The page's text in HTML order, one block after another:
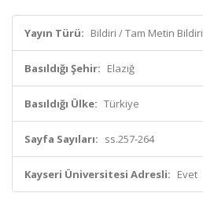
Yayın Türü: Bildiri / Tam Metin Bildiri
Basıldığı Şehir: Elazığ
Basıldığı Ülke: Türkiye
Sayfa Sayıları: ss.257-264
Kayseri Üniversitesi Adresli: Evet